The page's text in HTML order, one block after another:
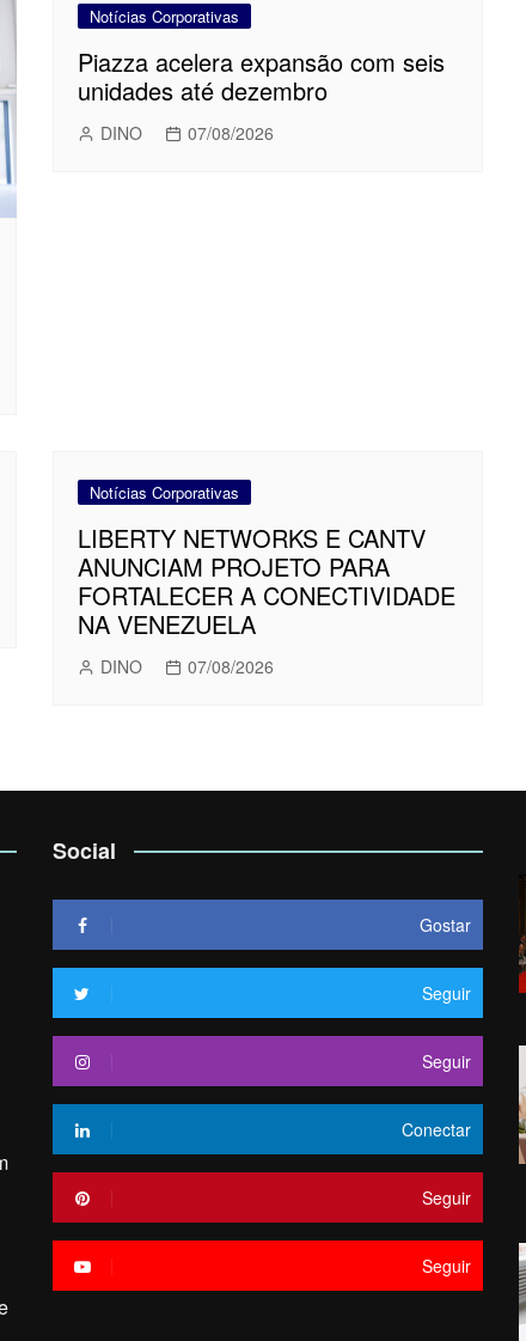
Notícias Corporativas
Piazza acelera expansão com seis
unidades até dezembro
DINO 07/08/2026
Notícias Corporativas
LIBERTY NETWORKS E CANTV
ANUNCIAM PROJETO PARA
FORTALECER A CONECTIVIDADE
NA VENEZUELA
DINO 07/08/2026
Social
Gostar
Seguir
Seguir
Conectar
Seguir
Seguir